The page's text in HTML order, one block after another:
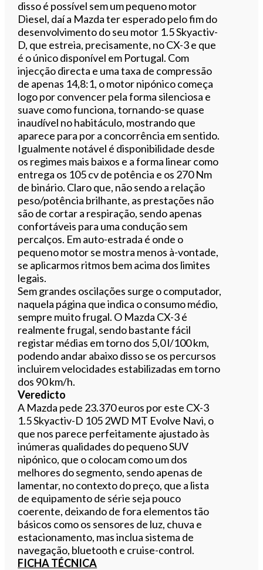
disso é possível sem um pequeno motor
Diesel, daí a Mazda ter esperado pelo fim do
desenvolvimento do seu motor 1.5 Skyactiv-
D, que estreia, precisamente, no CX-3 e que
é o único disponível em Portugal. Com
injecção directa e uma taxa de compressão
de apenas 14,8:1, o motor nipónico começa
logo por convencer pela forma silenciosa e
suave como funciona, tornando-se quase
inaudível no habitáculo, mostrando que
aparece para por a concorrência em sentido.
Igualmente notável é disponibilidade desde
os regimes mais baixos e a forma linear como
entrega os 105 cv de potência e os 270 Nm
de binário. Claro que, não sendo a relação
peso/potência brilhante, as prestações não
são de cortar a respiração, sendo apenas
confortáveis para uma condução sem
percalços. Em auto-estrada é onde o
pequeno motor se mostra menos à-vontade,
se aplicarmos ritmos bem acima dos limites
legais.
Sem grandes oscilações surge o computador,
naquela página que indica o consumo médio,
sempre muito frugal. O Mazda CX-3 é
realmente frugal, sendo bastante fácil
registar médias em torno dos 5,0 l/100 km,
podendo andar abaixo disso se os percursos
incluirem velocidades estabilizadas em torno
dos 90 km/h.
Veredicto
A Mazda pede 23.370 euros por este CX-3
1.5 Skyactiv-D 105 2WD MT Evolve Navi, o
que nos parece perfeitamente ajustado às
inúmeras qualidades do pequeno SUV
nipónico, que o colocam como um dos
melhores do segmento, sendo apenas de
lamentar, no contexto do preço, que a lista
de equipamento de série seja pouco
coerente, deixando de fora elementos tão
básicos como os sensores de luz, chuva e
estacionamento, mas inclua sistema de
navegação, bluetooth e cruise-control.
FICHA TÉCNICA